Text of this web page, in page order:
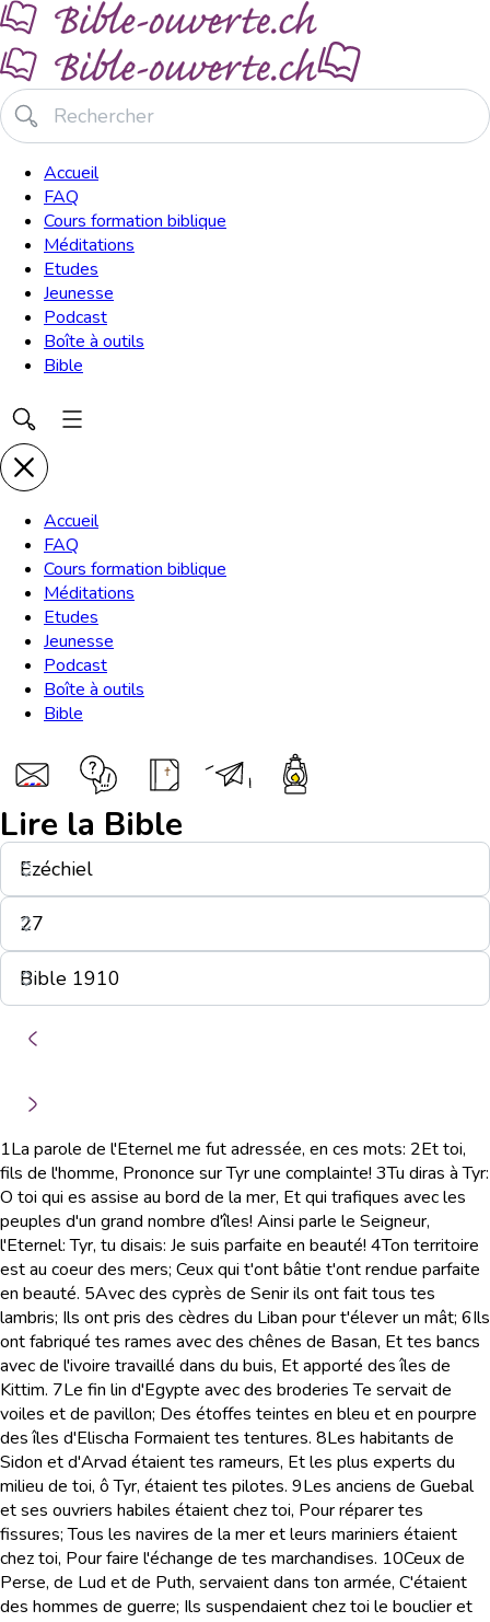
Accueil
FAQ
Cours formation biblique
Méditations
Etudes
Jeunesse
Podcast
Boîte à outils
Bible
Accueil
FAQ
Cours formation biblique
Méditations
Etudes
Jeunesse
Podcast
Boîte à outils
Bible
Lire la Bible
1La parole de l'Eternel me fut adressée, en ces mots: 2Et toi,
fils de l'homme, Prononce sur Tyr une complainte! 3Tu diras à Tyr:
O toi qui es assise au bord de la mer, Et qui trafiques avec les
peuples d'un grand nombre d'îles! Ainsi parle le Seigneur,
l'Eternel: Tyr, tu disais: Je suis parfaite en beauté! 4Ton territoire
est au coeur des mers; Ceux qui t'ont bâtie t'ont rendue parfaite
en beauté. 5Avec des cyprès de Senir ils ont fait tous tes
lambris; Ils ont pris des cèdres du Liban pour t'élever un mât; 6Ils
ont fabriqué tes rames avec des chênes de Basan, Et tes bancs
avec de l'ivoire travaillé dans du buis, Et apporté des îles de
Kittim. 7Le fin lin d'Egypte avec des broderies Te servait de
voiles et de pavillon; Des étoffes teintes en bleu et en pourpre
des îles d'Elischa Formaient tes tentures. 8Les habitants de
Sidon et d'Arvad étaient tes rameurs, Et les plus experts du
milieu de toi, ô Tyr, étaient tes pilotes. 9Les anciens de Guebal
et ses ouvriers habiles étaient chez toi, Pour réparer tes
fissures; Tous les navires de la mer et leurs mariniers étaient
chez toi, Pour faire l'échange de tes marchandises. 10Ceux de
Perse, de Lud et de Puth, servaient dans ton armée, C'étaient
des hommes de guerre; Ils suspendaient chez toi le bouclier et